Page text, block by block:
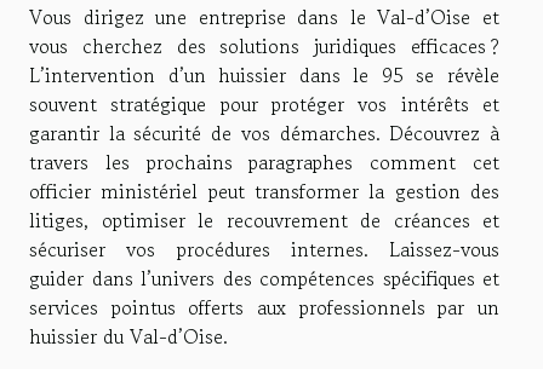
Vous dirigez une entreprise dans le Val-d’Oise et
vous cherchez des solutions juridiques efficaces ?
L’intervention d’un huissier dans le 95 se révèle
souvent stratégique pour protéger vos intérêts et
garantir la sécurité de vos démarches. Découvrez à
travers les prochains paragraphes comment cet
officier ministériel peut transformer la gestion des
litiges, optimiser le recouvrement de créances et
sécuriser vos procédures internes. Laissez-vous
guider dans l’univers des compétences spécifiques et
services pointus offerts aux professionnels par un
huissier du Val-d’Oise.